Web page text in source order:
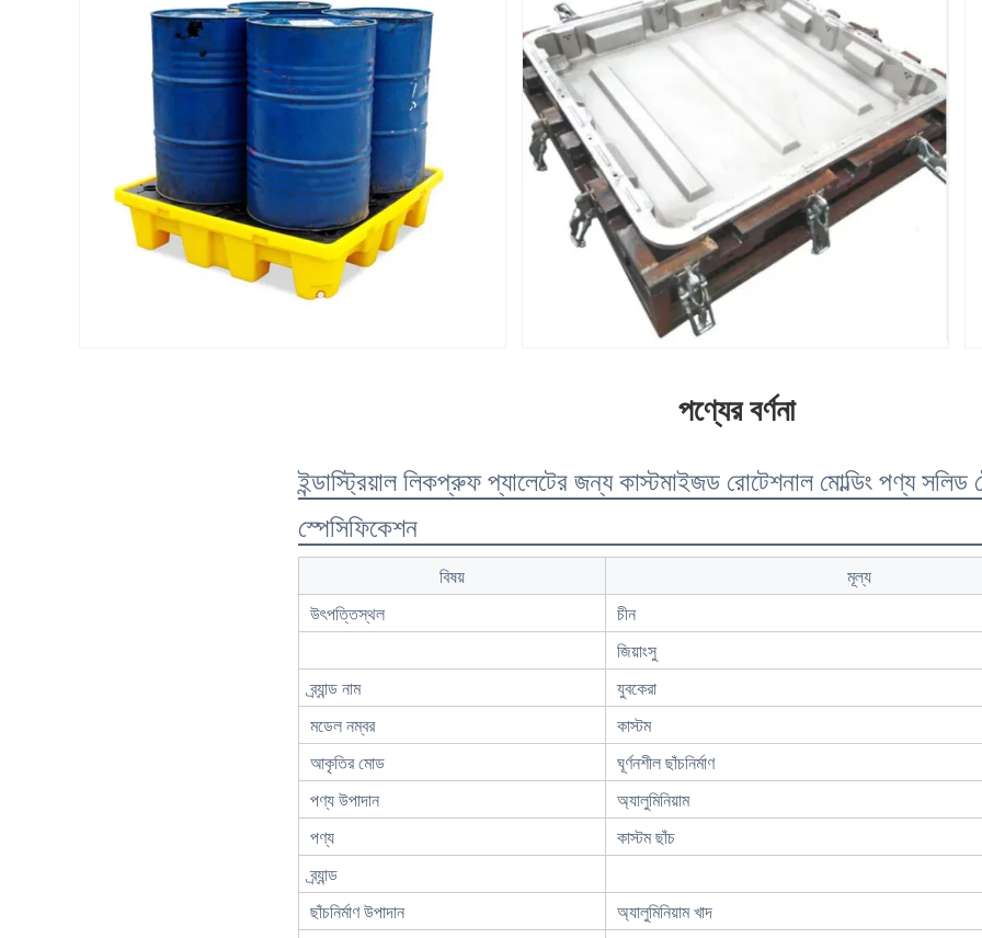
পণ্যের বর্ণনা
ইন্ডাস্ট্রিয়াল লিকপ্রুফ প্যালেটের জন্য কাস্টমাইজড রোটেশনাল মোল্ডিং পণ্য সলিড
স্পেসিফিকেশন
বিষয়
মূল্য
উৎপত্তিস্থল
চীন
জিয়াংসু
ব্র্যান্ড নাম
যুবকেরা
মডেল নম্বর
কাস্টম
আকৃতির মোড
ঘূর্ণনশীল ছাঁচনির্মাণ
পণ্য উপাদান
অ্যালুমিনিয়াম
পণ্য
কাস্টম ছাঁচ
ব্র্যান্ড
ছাঁচনির্মাণ উপাদান
অ্যালুমিনিয়াম খাদ